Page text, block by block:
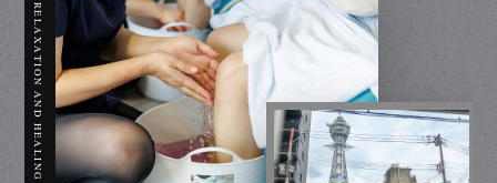
RELAXATION AND HEALING